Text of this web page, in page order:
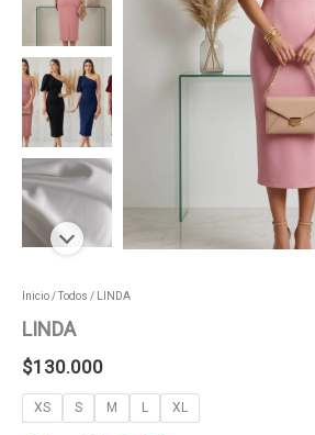
Inicio/Todos / LINDA
LINDA
$130.000
XS S M L XL